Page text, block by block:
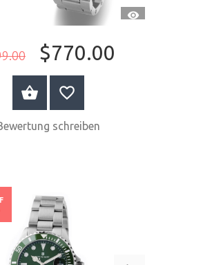
$770.00
JETZT KAUFEN
schreiben